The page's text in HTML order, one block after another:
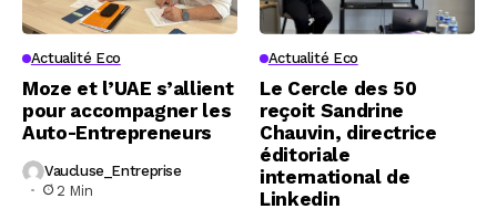
Actualité Eco
Moze et l’UAE s’allient
pour accompagner les
Auto-Entrepreneurs
Vaucluse_Entreprise
2 Min
Actualité Eco
Le Cercle des 50
reçoit Sandrine
Chauvin, directrice
éditoriale
international de
Linkedin